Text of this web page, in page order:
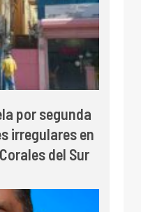
por segunda
irregulares en
del Sur